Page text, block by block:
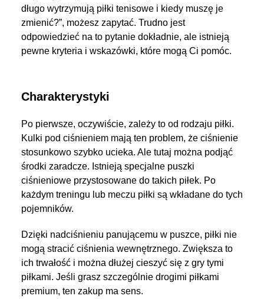
długo wytrzymują piłki tenisowe i kiedy muszę je
zmienić?”, możesz zapytać. Trudno jest
odpowiedzieć na to pytanie dokładnie, ale istnieją
pewne kryteria i wskazówki, które mogą Ci pomóc.
Charakterystyki
Po pierwsze, oczywiście, zależy to od rodzaju piłki.
Kulki pod ciśnieniem mają ten problem, że ciśnienie
stosunkowo szybko ucieka. Ale tutaj można podjąć
środki zaradcze. Istnieją specjalne puszki
ciśnieniowe przystosowane do takich piłek. Po
każdym treningu lub meczu piłki są wkładane do tych
pojemników.
Dzięki nadciśnieniu panującemu w puszce, piłki nie
mogą stracić ciśnienia wewnętrznego. Zwiększa to
ich trwałość i można dłużej cieszyć się z gry tymi
piłkami. Jeśli grasz szczególnie drogimi piłkami
premium, ten zakup ma sens.